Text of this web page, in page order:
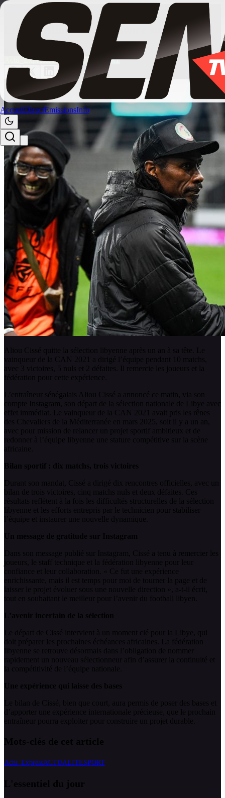
AccueilDirectEmissionsInfo
Actualités/
Libye : Aliou Cissé annonce son départ
8 avril 2026
Actu_ExpressACTUALITE SPORT
Aliou Cissé quitte la sélection libyenne après un an à sa tête. Le
vainqueur de la CAN 2021 a dirigé l’équipe pendant 10 matchs,
avec 3 victoires, 5 nuls et 2 défaites. Il remercie les joueurs et la
fédération pour cette expérience.
L’entraîneur sénégalais Aliou Cissé a annoncé ce matin, via son
compte Instagram, son départ de la sélection nationale de Libye avec
effet immédiat. Le vainqueur de la CAN 2021 avait pris les rênes
des Chevaliers de la Méditerranée en mars 2025, soit il y a un an,
avec pour mission de relancer un projet sportif ambitieux et de
redonner à l’équipe libyenne une stature compétitive sur la scène
africaine.
Bilan sportif : dix matchs, trois victoires
Durant son mandat, Cissé a dirigé dix rencontres officielles, avec un
bilan de trois victoires, cinq matchs nuls et deux défaites. Ces
résultats reflètent à la fois les difficultés structurelles de la sélection
libyenne et les efforts entrepris par le technicien pour stabiliser
l’équipe et instaurer une nouvelle dynamique.
Un message de gratitude sur Instagram
Dans son message publié sur Instagram, Cissé a tenu à remercier les
joueurs, le staff technique et la fédération libyenne pour leur
confiance et leur collaboration. « Ce fut une expérience
enrichissante, mais il est temps pour moi de tourner la page et de
laisser le projet évoluer sous une nouvelle direction », a-t-il écrit,
tout en souhaitant le meilleur pour l’avenir du football libyen.
L’avenir incertain de la sélection
Le départ de Cissé intervient à un moment clé pour la Libye, qui
doit préparer les prochaines échéances africaines. La fédération
libyenne se retrouve désormais dans l’obligation de nommer
rapidement un nouveau sélectionneur afin d’assurer la continuité et
la compétitivité de l’équipe nationale.
Une expérience qui laisse des bases
Le bilan de Cissé, bien que court, aura permis de poser des bases et
d’apporter une expérience internationale précieuse, que le prochain
entraîneur pourra exploiter pour construire un projet durable.
Mots-clés de cet article
Actu_ExpressACTUALITESPORT
L'essentiel du jour